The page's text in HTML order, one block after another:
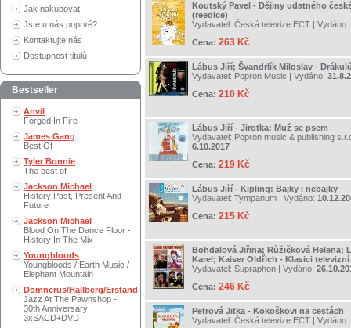
Jak nakupovat
Jste u nás poprvé?
Kontaktujte nás
Dostupnost titulů
Bestseller
Anvil
Forged In Fire
James Gang
Best Of
Tyler Bonnie
The best of
Jackson Michael
History Past, Present And
Future
Jackson Michael
Blood On The Dance Floor -
History In The Mix
Youngbloods
Youngbloods / Earth Music /
Elephant Mountain
Domnerus/Hallberg/Erstand
Jazz At The Pawnshop -
30th Anniversary
3xSACD+DVD
Koutský Pavel - Dějiny udatného
(reedice)
Vydavatel: Česká televize ECT | Vydáno:
Cena: 263 Kč
Lábus Jiří; Švandrlík Miloslav -
Vydavatel: Popron Music | Vydáno:
Cena: 210 Kč
Lábus Jiří - Jirotka: Muž se psem
Vydavatel: Popron music & publishing
6.10.2017
Cena: 219 Kč
Lábus Jiří - Kipling: Bajky i nebajky
Vydavatel: Tympanum | Vydáno:
Cena: 215 Kč
Bohdalová Jiřina; Růžičková Helena;
Karel; Kaiser Oldřich - Klasici televizní
Vydavatel: Supraphon | Vydáno:
Cena: 246 Kč
Petrová Jitka - Kokoškovi na cestách
Vydavatel: Česká televize ECT | Vydáno: